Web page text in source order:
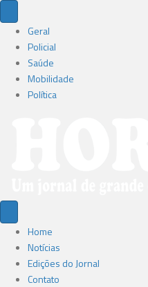
Geral
Policial
Saúde
Mobilidade
Política
Home
Notícias
Edições do Jornal
Contato